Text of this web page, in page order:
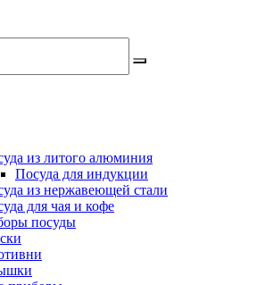
из литого алюминия
Посуда для индукции
из нержавеющей стали
для чая и кофе
посуды